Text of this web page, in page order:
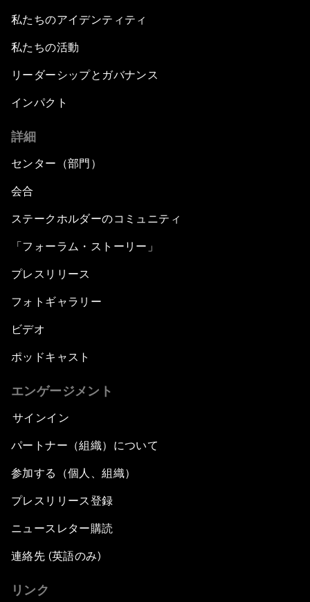
私たちのアイデンティティ
私たちの活動
リーダーシップとガバナンス
インパクト
詳細
センター（部門）
会合
ステークホルダーのコミュニティ
「フォーラム・ストーリー」
プレスリリース
フォトギャラリー
ビデオ
ポッドキャスト
エンゲージメント
サインイン
パートナー（組織）について
参加する（個人、組織）
プレスリリース登録
ニュースレター購読
連絡先 (英語のみ)
リンク